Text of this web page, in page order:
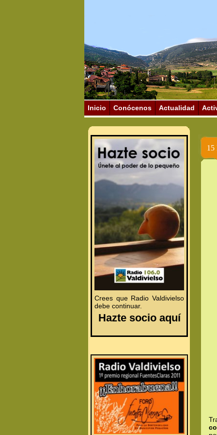
Inicio Conócenos Actualidad
.
.
Crees que Radio Valdivielso
debe continuar.
.
Hazte socio aquí
15